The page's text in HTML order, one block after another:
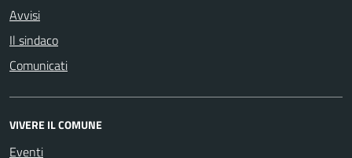
Avvisi
Il sindaco
Comunicati
VIVERE IL COMUNE
Eventi